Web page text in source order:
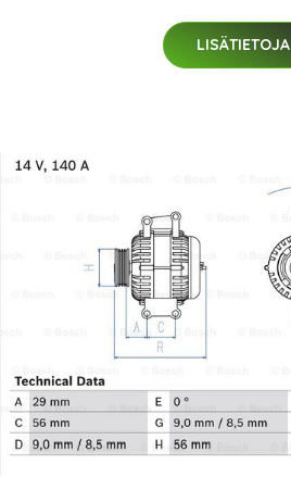
LISÄTIETOJA